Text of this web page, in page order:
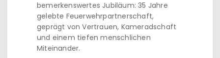
bemerkenswertes Jubiläum: 35 Jahre
gelebte Feuerwehrpartnerschaft,
geprägt von Vertrauen, Kameradschaft
und einem tiefen menschlichen
Miteinander.